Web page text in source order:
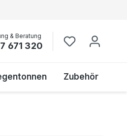
& Beratung
671 320
Zubehör